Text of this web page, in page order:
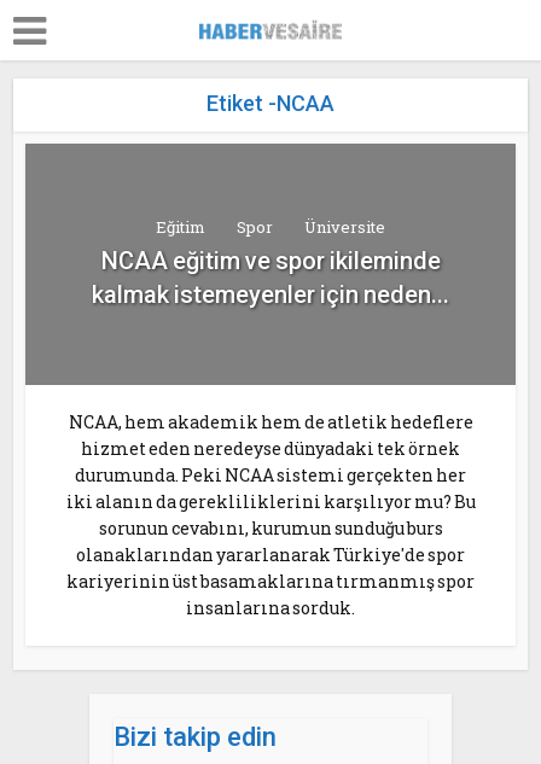
Etiket -NCAA
Eğitim Spor Üniversite
NCAA eğitim ve spor ikileminde
kalmak istemeyenler için neden...
NCAA, hem akademik hem de atletik hedeflere
hizmet eden neredeyse dünyadaki tek örnek
durumunda. Peki NCAA sistemi gerçekten her
iki alanın da gerekliliklerini karşılıyor mu? Bu
sorunun cevabını, kurumun sunduğu burs
olanaklarından yararlanarak Türkiye'de spor
kariyerinin üst basamaklarına tırmanmış spor
insanlarına sorduk.
Bizi takip edin